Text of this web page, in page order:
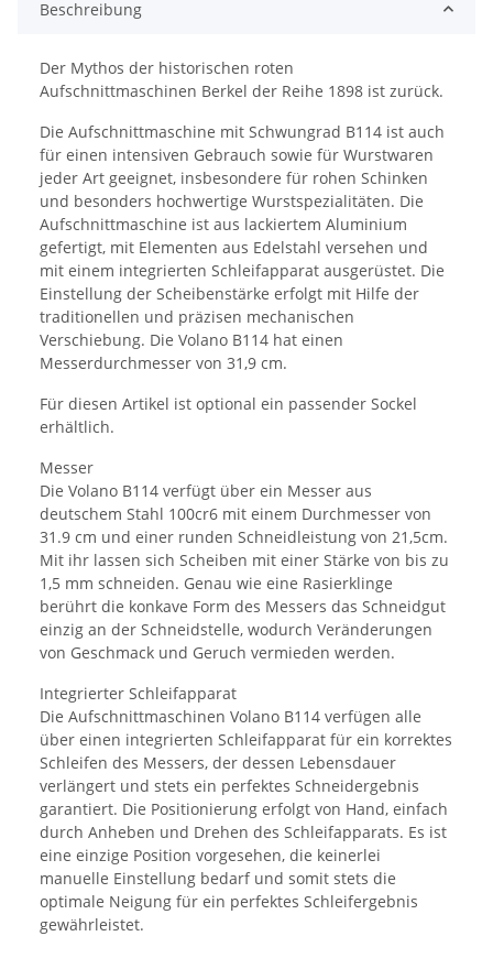
Beschreibung
Der Mythos der historischen roten
Aufschnittmaschinen Berkel der Reihe 1898 ist zurück.
Die Aufschnittmaschine mit Schwungrad B114 ist auch
für einen intensiven Gebrauch sowie für Wurstwaren
jeder Art geeignet, insbesondere für rohen Schinken
und besonders hochwertige Wurstspezialitäten. Die
Aufschnittmaschine ist aus lackiertem Aluminium
gefertigt, mit Elementen aus Edelstahl versehen und
mit einem integrierten Schleifapparat ausgerüstet. Die
Einstellung der Scheibenstärke erfolgt mit Hilfe der
traditionellen und präzisen mechanischen
Verschiebung. Die Volano B114 hat einen
Messerdurchmesser von 31,9 cm.
Für diesen Artikel ist optional ein passender Sockel
erhältlich.
Messer
Die Volano B114 verfügt über ein Messer aus
deutschem Stahl 100cr6 mit einem Durchmesser von
31.9 cm und einer runden Schneidleistung von 21,5cm.
Mit ihr lassen sich Scheiben mit einer Stärke von bis zu
1,5 mm schneiden. Genau wie eine Rasierklinge
berührt die konkave Form des Messers das Schneidgut
einzig an der Schneidstelle, wodurch Veränderungen
von Geschmack und Geruch vermieden werden.
Integrierter Schleifapparat
Die Aufschnittmaschinen Volano B114 verfügen alle
über einen integrierten Schleifapparat für ein korrektes
Schleifen des Messers, der dessen Lebensdauer
verlängert und stets ein perfektes Schneidergebnis
garantiert. Die Positionierung erfolgt von Hand, einfach
durch Anheben und Drehen des Schleifapparats. Es ist
eine einzige Position vorgesehen, die keinerlei
manuelle Einstellung bedarf und somit stets die
optimale Neigung für ein perfektes Schleifergebnis
gewährleistet.